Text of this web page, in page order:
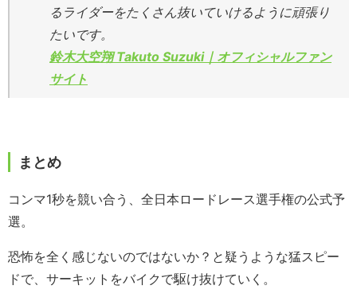
るライダーをたくさん抜いていけるように頑張り
たいです。
鈴木大空翔 Takuto Suzuki｜オフィシャルファン
サイト
まとめ
コンマ1秒を競い合う、全日本ロードレース選手権の公式予
選。
恐怖を全く感じないのではないか？と疑うような猛スピー
ドで、サーキットをバイクで駆け抜けていく。